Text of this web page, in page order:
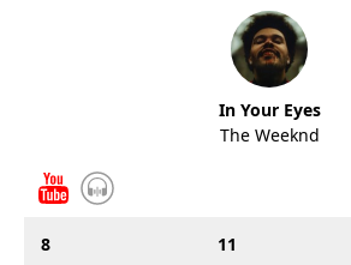
In Your Eyes
The Weeknd
8 11